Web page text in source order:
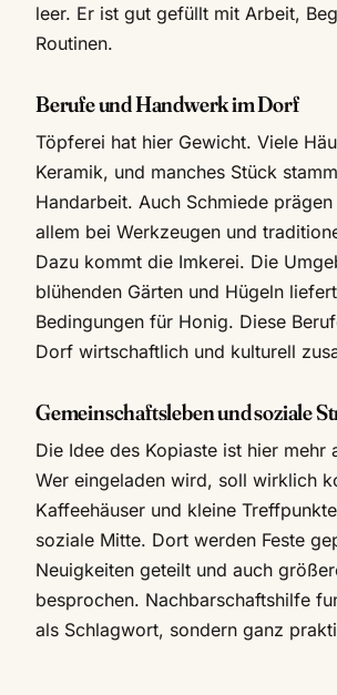
leer. Er ist gut gefüllt mit Arbeit,
Routinen.
Berufe und Handwerk im Dorf
Töpferei hat hier Gewicht. Viele
Keramik, und manches Stück
Handarbeit. Auch Schmiede
allem bei Werkzeugen und
Dazu kommt die Imkerei. Die
blühenden Gärten und Hügeln
Bedingungen für Honig. Diese
Dorf wirtschaftlich und kulturell
Gemeinschaftsleben und soziale
Die Idee des Kopiaste ist hier mehr
Wer eingeladen wird, soll wirklich
Kaffeehäuser und kleine
soziale Mitte. Dort werden Feste
Neuigkeiten geteilt und auch
besprochen. Nachbarschaftshilfe
als Schlagwort, sondern ganz